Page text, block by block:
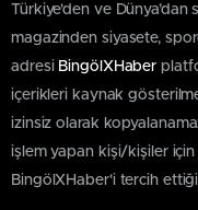
Türkiye'den ve Dünya’dan
magazinden siyasete,
adresi BingölXHaber
içerikleri kaynak
izinsiz olarak
işlem yapan kişi/kişiler için
BingölXHaber'i tercih